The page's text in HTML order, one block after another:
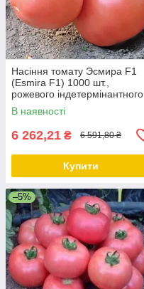
Насіння томату Эсмира F1
(Esmira F1) 1000 шт.,
рожевого індетермінантного
(високорослого)
В наявності
6 262,21 ₴ 6 591,80 ₴
Купити
–5%